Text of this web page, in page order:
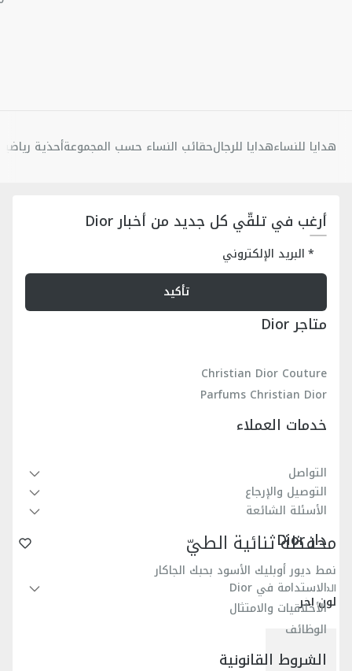
محفظة ثنائية الطيّ
نمط ديور أوبليك الأسود بحبك الجاكار
المرجع:
2OBBH027YSE_H03E
لون آخر
هدايا للنساءهدايا للرجالحقائب النساء حسب المجموعةأحذية
أرغب في تلقّي كل جديد من أخبار Dior
البريد الإلكتروني
تأكيد
متاجر Dior
Christian Dior Couture
Parfums Christian Dior
خدمات العملاء
التواصل
التوصيل والإرجاع
الأسئلة الشائعة
دار Dior
الاستدامة في Dior
الأخلاقيات والامتثال
الوظائف
الشروط القانونية